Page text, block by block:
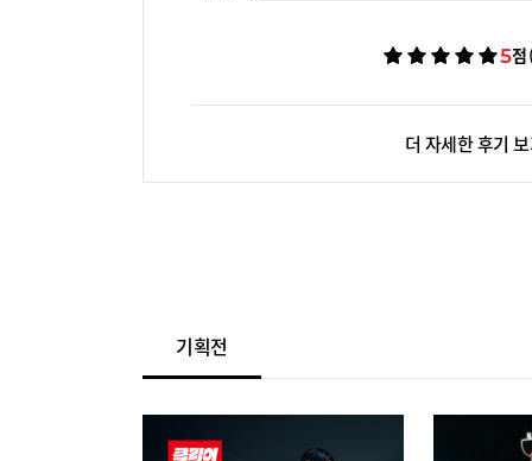
5점
더 자세한 후기
기획전